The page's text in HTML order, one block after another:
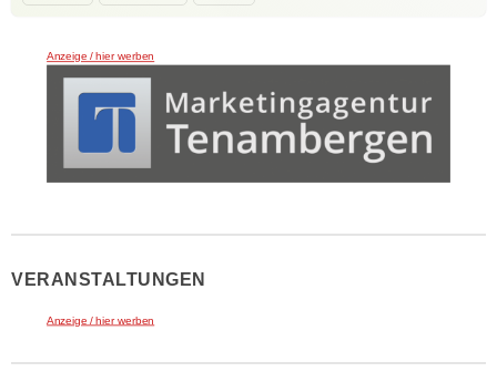
Anzeige / hier werben
VERANSTALTUNGEN
Anzeige / hier werben